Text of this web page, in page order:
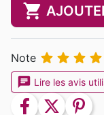
shopping_cart
Note    
chat Lire les avis
facebook twitter pinterest